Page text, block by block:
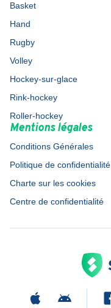
Basket
Hand
Rugby
Volley
Hockey-sur-glace
Rink-hockey
Roller-hockey
Mentions légales
Conditions Générales
Politique de confidentialité
Charte sur les cookies
Centre de confidentialité